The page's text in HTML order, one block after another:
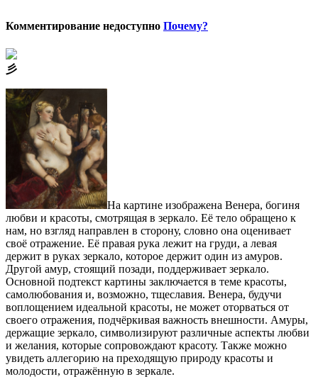
Комментирование недоступно Почему?
⼺
На картине изображена Венера, богиня
любви и красоты, смотрящая в зеркало. Её тело обращено к
нам, но взгляд направлен в сторону, словно она оценивает
своё отражение. Её правая рука лежит на груди, а левая
держит в руках зеркало, которое держит один из амуров.
Другой амур, стоящий позади, поддерживает зеркало.
Основной подтекст картины заключается в теме красоты,
самолюбования и, возможно, тщеславия. Венера, будучи
воплощением идеальной красоты, не может оторваться от
своего отражения, подчёркивая важность внешности. Амуры,
держащие зеркало, символизируют различные аспекты любви
и желания, которые сопровождают красоту. Также можно
увидеть аллегорию на преходящую природу красоты и
молодости, отражённую в зеркале.